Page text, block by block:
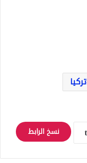
تركيا
نسخ الرابط